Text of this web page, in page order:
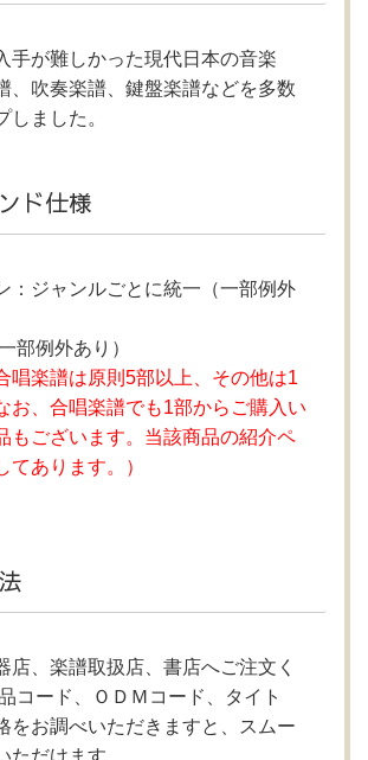
手が難しかった現代日本の音楽
、吹奏楽譜、鍵盤楽譜などを多数
しました。
ド仕様
：ジャンルごとに統一（一部例外
部例外あり）
唱楽譜は原則5部以上、その他は1
お、合唱楽譜でも1部からご購入い
もございます。当該商品の紹介ペ
てあります。）
店、楽譜取扱店、書店へご注文く
コード、ＯＤＭコード、タイト
をお調べいただきますと、スムー
ただけます。